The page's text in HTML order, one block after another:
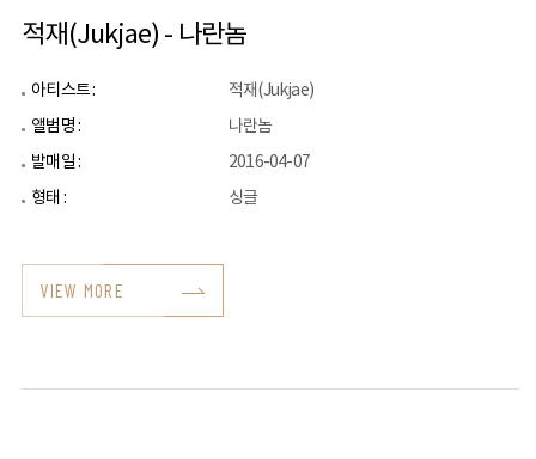
적재(Jukjae) - 나란놈
아티스트 :
적재(Jukjae)
앨범명 :
나란놈
발매일 :
2016-04-07
형태 :
싱글
VIEW MORE